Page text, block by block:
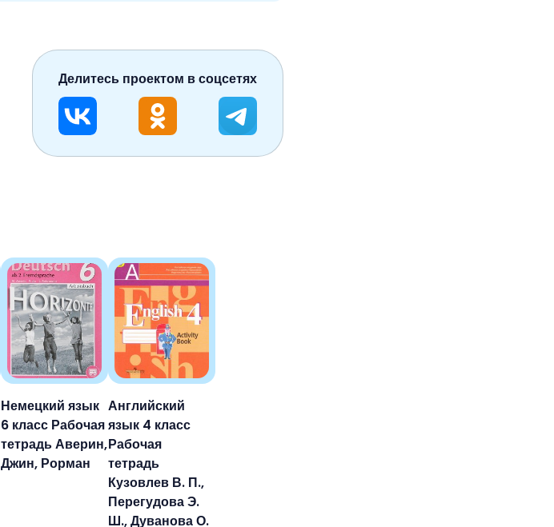
Немецкий язык
6 класс Рабочая
тетрадь Аверин,
Джин, Рорман
Английский
язык 4 класс
Рабочая
тетрадь
Кузовлев В. П.,
Перегудова Э.
Ш., Дуванова О.
Делитесь проектом в соцсетях